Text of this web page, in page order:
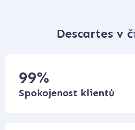
Descartes v
99%
Spokojenost klientů